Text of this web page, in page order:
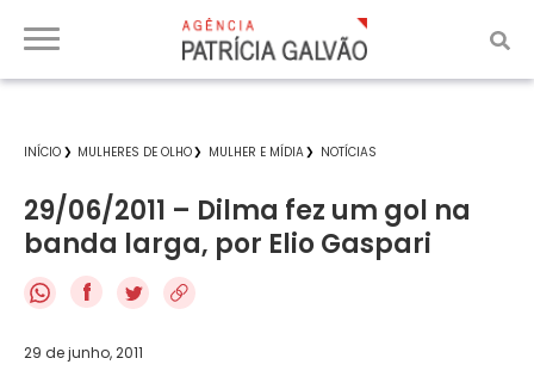
INÍCIO MULHERES DE OLHO MULHER E MÍDIA NOTÍCIAS
29/06/2011 – Dilma fez um gol na
banda larga, por Elio Gaspari
f
29 de junho, 2011